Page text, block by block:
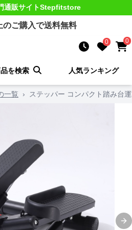
通販サイトStepfitstore
のご購入で送料無料
0 0
を検索 人気ランキング
一覧 › ステッパー コンパクト踏み台